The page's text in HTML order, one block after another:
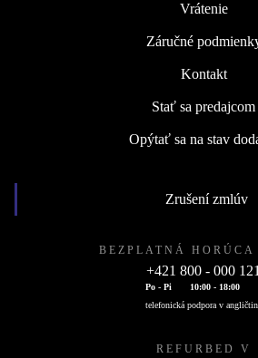
Vrátenie
Záručné
Kontakt
Stať sa predajcom
Opýtať sa na stav
Zrušení zmlúv
BEZPLATNÁ
+421 800 - 000 121
Po - Pi
10:00 - 18:00
telefonická podpora v
REFURBED V